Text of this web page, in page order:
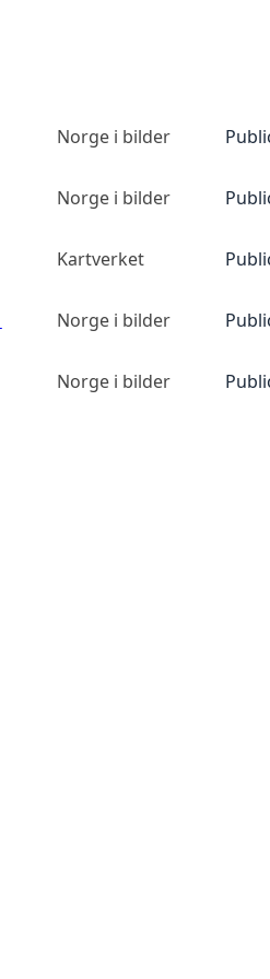
Norge i bilder
Norge i bilder
Kartverket
Norge i bilder
Norge i bilder